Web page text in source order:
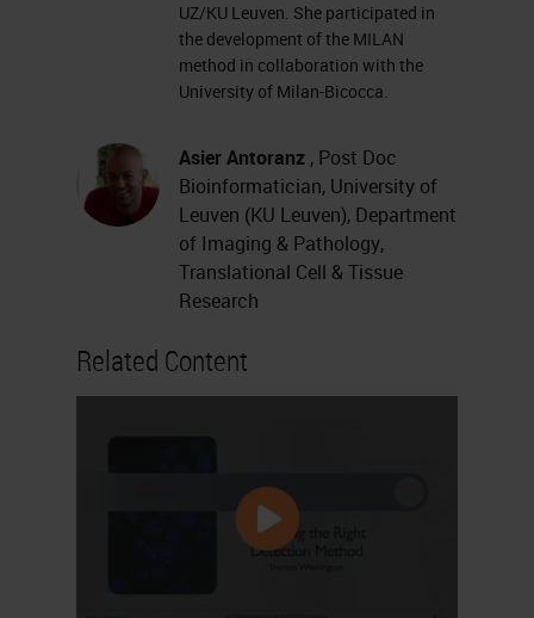
Thank you for the introduction. As
Francesca Maria Bodivio from the
University of Leuven.
The Melanoma Microenvironment
Dissected Through MILAN
researcher from the University of
example of our research in the
melanoma field using our
UZ/KU Leuven. She participated in
the development of the MILAN
method in collaboration with the
University of Milan-Bicocca.
Asier Antoranz , Post Doc
Bioinformatician, University of
Leuven (KU Leuven), Department
of Imaging & Pathology,
Translational Cell & Tissue
Research
Related Content